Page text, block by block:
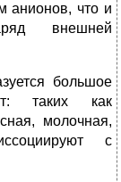
анионов, что и
внешней
большое
таких как
молочная,
с